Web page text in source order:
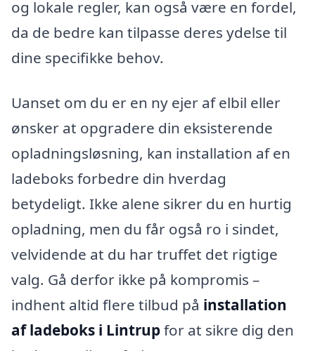
og lokale regler, kan også være en fordel,
da de bedre kan tilpasse deres ydelse til
dine specifikke behov.
Uanset om du er en ny ejer af elbil eller
ønsker at opgradere din eksisterende
opladningsløsning, kan installation af en
ladeboks forbedre din hverdag
betydeligt. Ikke alene sikrer du en hurtig
opladning, men du får også ro i sindet,
velvidende at du har truffet det rigtige
valg. Gå derfor ikke på kompromis –
indhent altid flere tilbud på installation
af ladeboks i Lintrupfor at sikre dig den